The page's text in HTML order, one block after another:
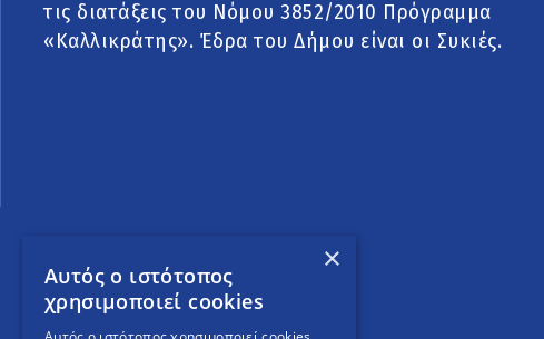
τις διατάξεις του Νόμου 3852/2010 Πρόγραμμα
«Καλλικράτης». Έδρα του Δήμου είναι οι Συκιές.
×
Αυτός ο ιστότοπος
χρησιμοποιεί cookies